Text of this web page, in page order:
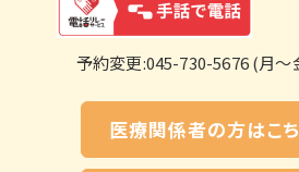
予約変更:045-730-5676 (月～
医療関係者の方はこ